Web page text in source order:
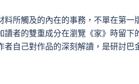
料所觸及的內在的事務，不單在第
讀者的雙重成分在瀏覽《家》時留
者自己對作品的深刻解讀，是研討巴